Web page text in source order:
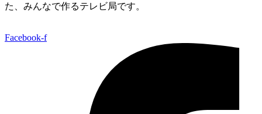
た、みんなで作るテレビ局です。
Facebook-f